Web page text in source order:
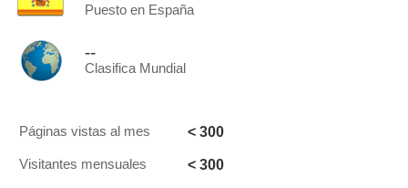
Puesto en España
--
Clasifica Mundial
Páginas vistas al mes < 300
Visitantes mensuales < 300